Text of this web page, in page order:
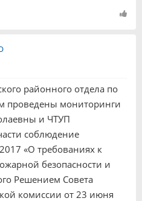
районного отдела по
проведены мониторинги
и ЧТУП
соблюдение
«О требованиях к
безопасности и
Решением Совета
комиссии от 23 июня